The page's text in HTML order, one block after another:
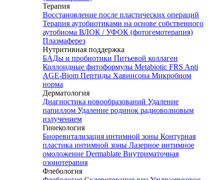
Терапия
Восстановление после пластических операций
Терапия аутобиотиками на основе собственного
аутобиома ВЛОК / УФОК (фотогемотерапия)
Плазмаферез
Нутритивная поддержка
БАДы и пробиотики Питьевой коллаген
Коллоидные фитоформулы Metabiotic FRS Anti
AGE-Biom Пептиды Хавинсона Микробиом
норма
Дерматология
Диагностика новообразований Удаление
папиллом Удаление родинок радиоволновым
излучением
Гинекология
Биоревитализация интимной зоны Контурная
пластика интимной зоны Лазерное интимное
омоложение Dermablate Внутриматочная
озонотерапия
Флебология